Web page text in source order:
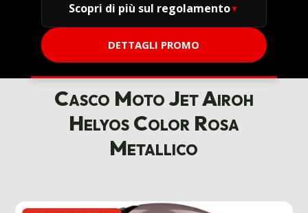
Scopri di più sul regolamento
DETTAGLI PROMO
Casco Moto Jet Airoh
Helyos Color Rosa
Metallico